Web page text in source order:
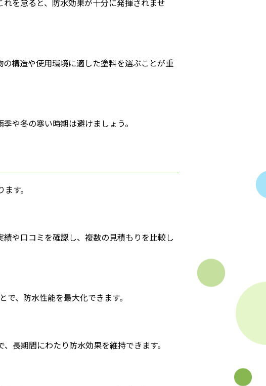
を怠ると、防水効果が十分に発揮されませ
構造や使用環境に適した塗料を選ぶことが重
や冬の寒い時期は避けましょう。
す。
や口コミを確認し、複数の見積もりを比較し
、防水性能を最大化できます。
長期間にわたり防水効果を維持できます。